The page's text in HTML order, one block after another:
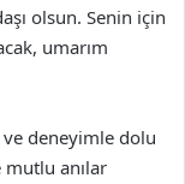
olsun. Senin için
umarım
ve deneyimle dolu
mutlu anılar